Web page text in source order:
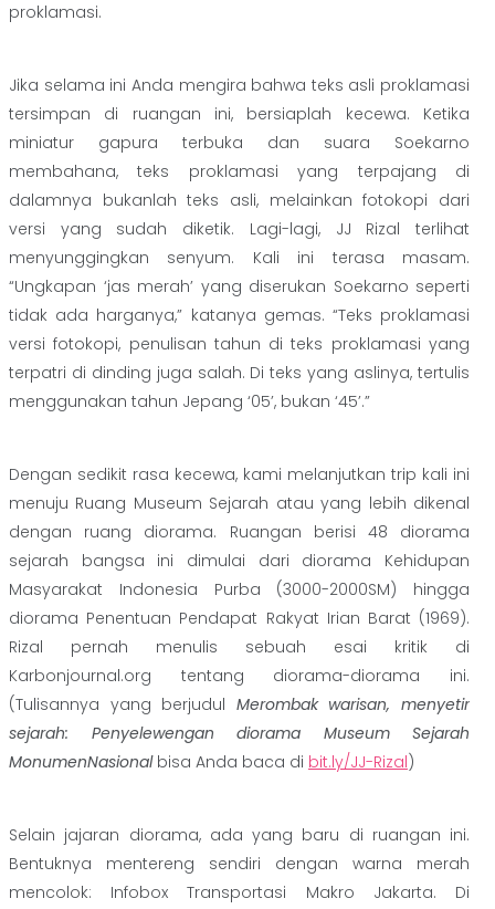
proklamasi.
Jika selama ini Anda mengira bahwa teks asli proklamasi
tersimpan di ruangan ini, bersiaplah kecewa. Ketika
miniatur gapura terbuka dan suara Soekarno
membahana, teks proklamasi yang terpajang di
dalamnya bukanlah teks asli, melainkan fotokopi dari
versi yang sudah diketik. Lagi-lagi, JJ Rizal terlihat
menyunggingkan senyum. Kali ini terasa masam.
“Ungkapan ‘jas merah’ yang diserukan Soekarno seperti
tidak ada harganya,” katanya gemas. “Teks proklamasi
versi fotokopi, penulisan tahun di teks proklamasi yang
terpatri di dinding juga salah. Di teks yang aslinya, tertulis
menggunakan tahun Jepang ‘05’, bukan ‘45’.”
Dengan sedikit rasa kecewa, kami melanjutkan trip kali ini
menuju Ruang Museum Sejarah atau yang lebih dikenal
dengan ruang diorama. Ruangan berisi 48 diorama
sejarah bangsa ini dimulai dari diorama Kehidupan
Masyarakat Indonesia Purba (3000-2000SM) hingga
diorama Penentuan Pendapat Rakyat Irian Barat (1969).
Rizal pernah menulis sebuah esai kritik di
Karbonjournal.org tentang diorama-diorama ini.
(Tulisannya yang berjudul Merombak warisan, menyetir
sejarah: Penyelewengan diorama Museum Sejarah
MonumenNasionalbisa Anda baca di bit.ly/JJ-Rizal)
Selain jajaran diorama, ada yang baru di ruangan ini.
Bentuknya mentereng sendiri dengan warna merah
mencolok: Infobox Transportasi Makro Jakarta. Di